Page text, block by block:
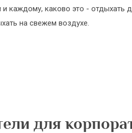
и каждому, каково это - отдыхать
на свежем воздухе.
для